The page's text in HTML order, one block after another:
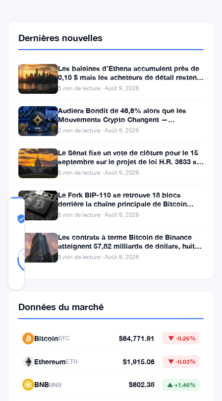
prise
liquidité
alors
l'accord
avec
inquiète
traders
COMMUNITY
TRUST
Probablement Réel
76%
Probablement
Réel
17
votes
Bitcoin
touché
Dernières nouvelles
Les baleines d’Ethena accumulent près de
0,10 $ mais les acheteurs de détail restent
à l’écart
5 min de lecture · Août 9, 2026
Audiera Bondit de 46,6% alors que les
Mouvements Crypto Changent —
Mouvements Quotidiens 9 Août
2 min de lecture · Août 9, 2026
Le Sénat fixe un vote de clôture pour le 15
septembre sur le projet de loi H.R. 3633 sur
le marché des cryptos
5 min de lecture · Août 9, 2026
Le Fork BIP-110 se retrouve 18 blocs
derrière la chaîne principale de Bitcoin
après la scission des Roughnecks
5 min de lecture · Août 9, 2026
Les contrats à terme Bitcoin de Binance
atteignent 57,82 milliards de dollars, huit
fois le volume du marché
5 min de lecture · Août 8, 2026
Données du marché
BitcoinBTC $64,771.91 ▼ -0.26%
EthereumETH $1,915.06 ▼ -0.03%
BNBBNB $602.38 ▲ +1.46%